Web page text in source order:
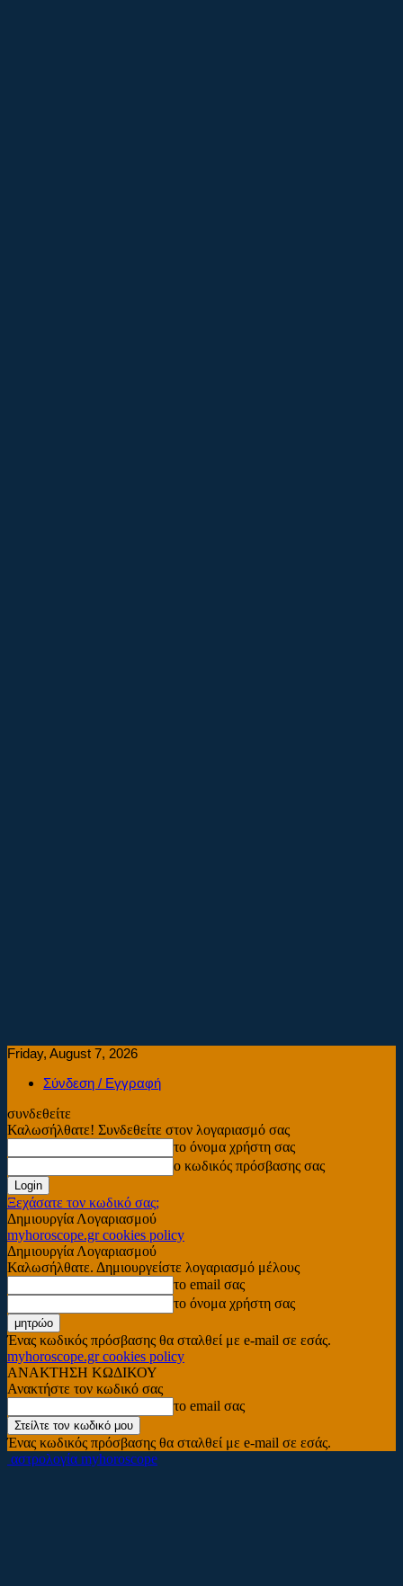
Friday, August 7, 2026
Σύνδεση / Εγγραφή
συνδεθείτε
Καλωσήλθατε! Συνδεθείτε στον λογαριασμό σας
το όνομα χρήστη σας
ο κωδικός πρόσβασης σας
Ξεχάσατε τον κωδικό σας;
Δημιουργία Λογαριασμού
myhoroscope.gr cookies policy
Δημιουργία Λογαριασμού
Καλωσήλθατε. Δημιουργείστε λογαριασμό μέλους
το email σας
το όνομα χρήστη σας
Ένας κωδικός πρόσβασης θα σταλθεί με e-mail σε εσάς.
myhoroscope.gr cookies policy
ΑΝΑΚΤΗΣΗ ΚΩΔΙΚΟΥ
Ανακτήστε τον κωδικό σας
το email σας
Ένας κωδικός πρόσβασης θα σταλθεί με e-mail σε εσάς.
αστρολογία myhoroscope